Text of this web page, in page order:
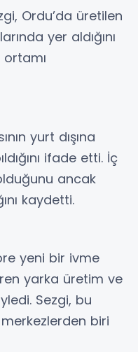
Ordu’da üretilen
yer aldığını
yurt dışına
ifade etti. İç
ancak
kaydetti.
yeni bir ivme
yarka üretim ve
Sezgi, bu
biri